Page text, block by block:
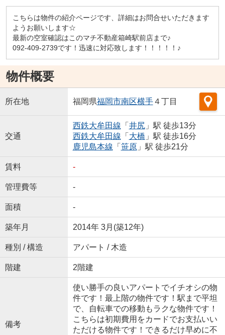
こちらは物件の紹介ページです、詳細はお問合せいただきます
ようお願いします☆
最新の空室確認はこのマチ不動産箱崎駅前店まで♪
092-409-2739です！迅速に対応致します！！！！！♪
物件概要
所在地 福岡県福岡市南区横手４丁目
交通
西鉄大牟田線 「 井尻」駅 徒歩13分
西鉄大牟田線 「 大橋 」駅 徒歩16分
鹿児島本線 「 笹原」駅 徒歩21分
賃料 -
管理費等 -
面積 -
築年月 2014年 3月(築12年)
種別 / 構造 アパート / 木造
階建 2階建
備考
使い勝手の良いアパートでイチオシの物
件です！最上階の物件です！駅まで平坦
で、自転車での移動もラクな物件です！
こちらは初期費用をカードでお支払いい
ただける物件です！できるだけ早めに不